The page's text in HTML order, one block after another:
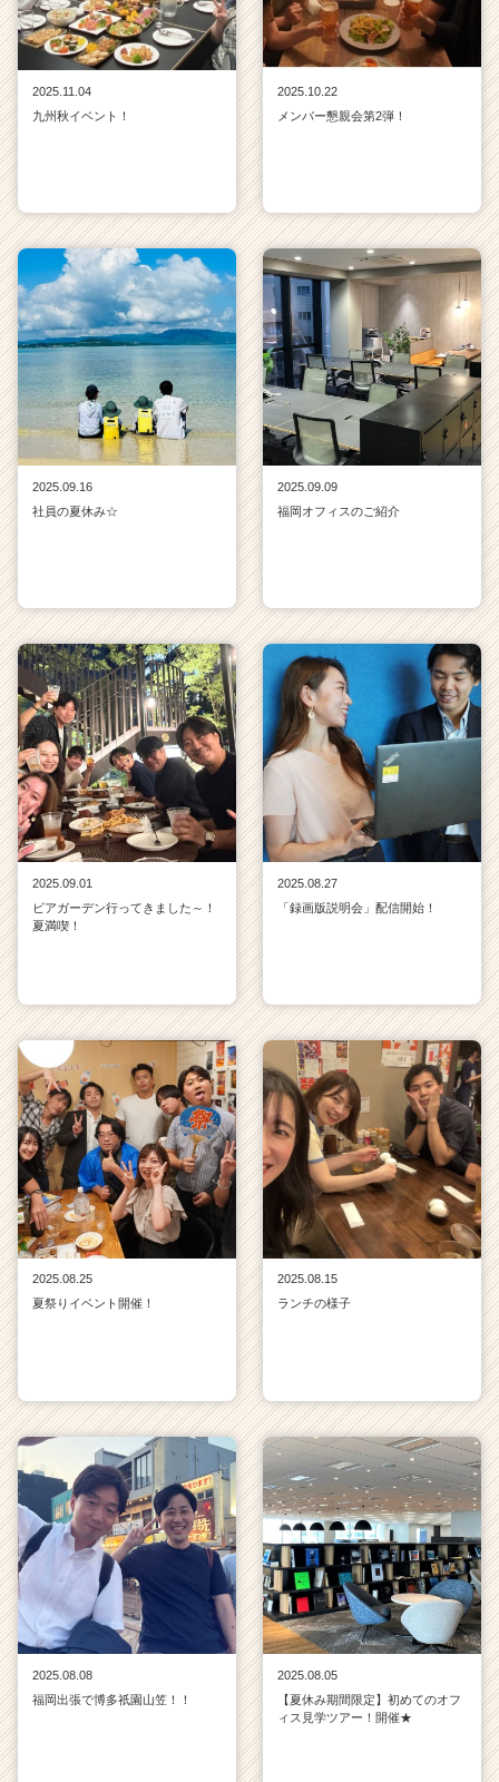
2025.11.04
九州秋イベント！
2025.10.22
メンバー懇親会第2弾！
2025.09.16
社員の夏休み☆
2025.09.09
福岡オフィスのご紹介
2025.09.01
ビアガーデン行ってきました～！
夏満喫！
2025.08.27
「録画版説明会」配信開始！
2025.08.25
夏祭りイベント開催！
2025.08.15
ランチの様子
2025.08.08
福岡出張で博多祇園山笠！！
2025.08.05
【夏休み期間限定】初めてのオフ
ィス見学ツアー！開催★